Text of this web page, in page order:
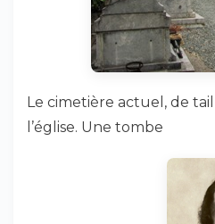
Le cimetière actuel, de
l’église. Une tombe